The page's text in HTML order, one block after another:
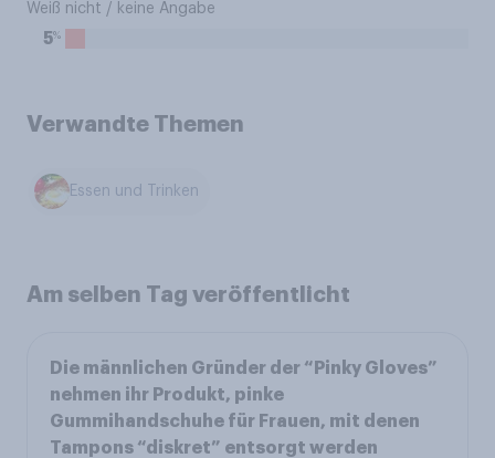
Weiß nicht / keine Angabe
5%
Verwandte Themen
Essen und Trinken
Am selben Tag veröffentlicht
Die männlichen Gründer der “Pinky Gloves”
nehmen ihr Produkt, pinke
Gummihandschuhe für Frauen, mit denen
Tampons “diskret” entsorgt werden